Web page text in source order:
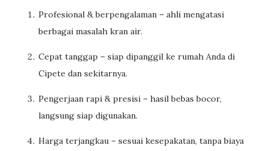
Profesional & berpengalaman – ahli mengatasi
berbagai masalah kran air.
Cepat tanggap – siap dipanggil ke rumah Anda di
Cipete dan sekitarnya.
Pengerjaan rapi & presisi – hasil bebas bocor,
langsung siap digunakan.
Harga terjangkau – sesuai kesepakatan, tanpa biaya